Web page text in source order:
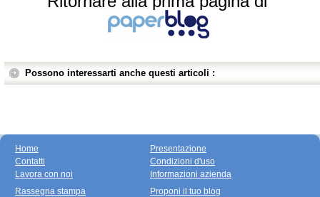
Possono interessarti anche questi articoli :
Home
Contatti
Lavora con noi
Presentazione
Condizioni d'uso
Informazioni azienda
Rassegna stampa
Proponi il tuo blog